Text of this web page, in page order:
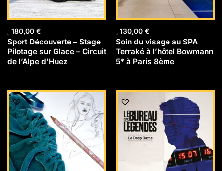
180,00 €
Sport Découverte – Stage
Pilotage sur Glace – Circuit
de l’Alpe d’Huez
130,00 €
Soin du visage au SPA
Terraké à l’hôtel Bowmann
5* à Paris 8ème